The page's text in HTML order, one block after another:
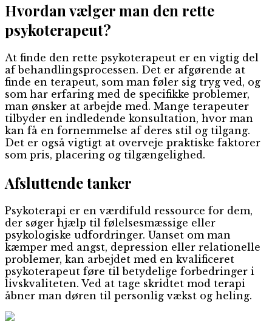
Hvordan vælger man den rette
psykoterapeut?
At finde den rette psykoterapeut er en vigtig del
af behandlingsprocessen. Det er afgørende at
finde en terapeut, som man føler sig tryg ved, og
som har erfaring med de specifikke problemer,
man ønsker at arbejde med. Mange terapeuter
tilbyder en indledende konsultation, hvor man
kan få en fornemmelse af deres stil og tilgang.
Det er også vigtigt at overveje praktiske faktorer
som pris, placering og tilgængelighed.
Afsluttende tanker
Psykoterapi er en værdifuld ressource for dem,
der søger hjælp til følelsesmæssige eller
psykologiske udfordringer. Uanset om man
kæmper med angst, depression eller relationelle
problemer, kan arbejdet med en kvalificeret
psykoterapeut føre til betydelige forbedringer i
livskvaliteten. Ved at tage skridtet mod terapi
åbner man døren til personlig vækst og heling.